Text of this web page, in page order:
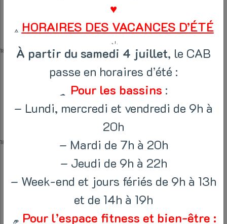
18:00 -18:45
18:00
Cross Training
♥
HORAIRES DES VACANCES D’ÉTÉ
À partir du samedi 4 juillet, le CAB
passe en horaires d’été :
Pour les bassins :
– Lundi, mercredi et vendredi de 9h à
20h
– Mardi de 7h à 20h
– Jeudi de 9h à 22h
– Week-end et jours fériés de 9h à 13h
et de 14h à 19h
Pour l’espace fitness et bien-être :